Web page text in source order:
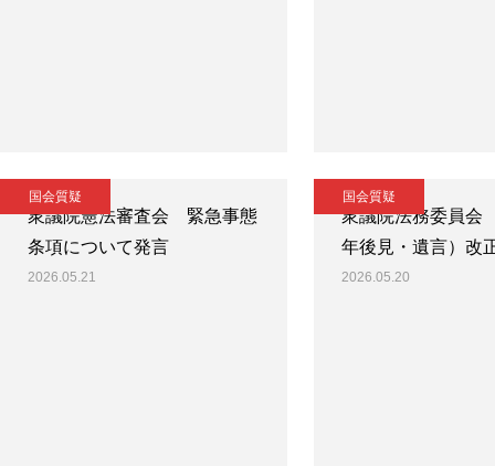
国会質疑
衆議院憲法審査会 緊急事態
条項について発言
2026.05.21
国会質疑
衆議院法務委員
年後見・遺言）改
2026.05.20